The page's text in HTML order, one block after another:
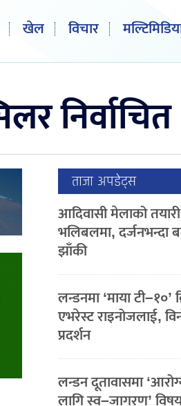
खेल विचार
निर्वाचित
ताजा अपडेट्स
आदिवासी मेलाको
भलिबलमा, दर्जनभन्दा
झाँकी
लन्डनमा ‘माया टी–१०’
एभरेस्ट राइनोजलाई,
प्रदर्शन
लन्डन दूतावासमा
लागि स्व–जागरण’